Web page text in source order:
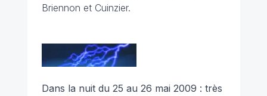
Briennon et Cuinzier.
Dans la nuit du 25 au 26 mai 2009 : très